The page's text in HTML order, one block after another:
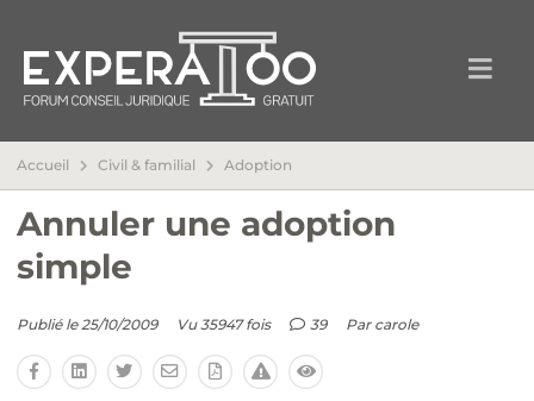
Accueil Civil & familial Adoption
Annuler une adoption
simple
Publié le 25/10/2009 Vu 35947 fois 39 Par carole